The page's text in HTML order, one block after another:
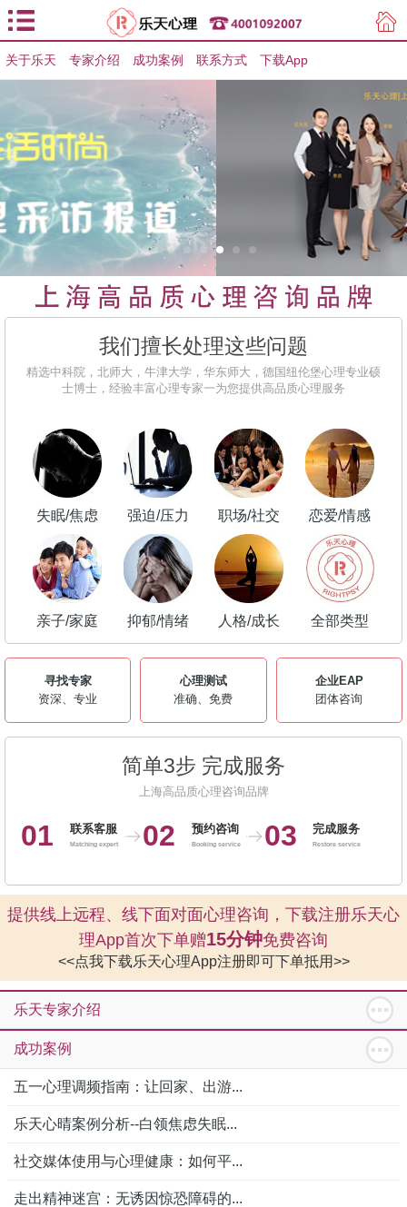
用户登录 用户注册
关于乐天 专家介绍 成功案例 联系方式 下载App
我们擅长处理这些问题
精选中科院，北师大，牛津大学，华东师大，德国纽伦堡心理专业硕
士博士，经验丰富心理专家一为您提供高品质心理服务
失眠/焦虑 强迫/压力 职场/社交 恋爱/情感
亲子/家庭 抑郁/情绪 人格/成长 全部类型
寻找专家
资深、专业
心理测试
准确、免费
企业EAP
团体咨询
简单3步 完成服务
上海高品质心理咨询品牌
01 联系客服
Matching expert 02 预约咨询
Booking service 03 完成服务
Restore service
提供线上远程、线下面对面心理咨询，下载注册乐天心
理App首次下单赠15分钟免费咨询
<<点我下载乐天心理App注册即可下单抵用>>
乐天专家介绍
成功案例
五一心理调频指南：让回家、出游...
乐天心晴案例分析--白领焦虑失眠...
社交媒体使用与心理健康：如何平...
走出精神迷宫：无诱因惊恐障碍的...